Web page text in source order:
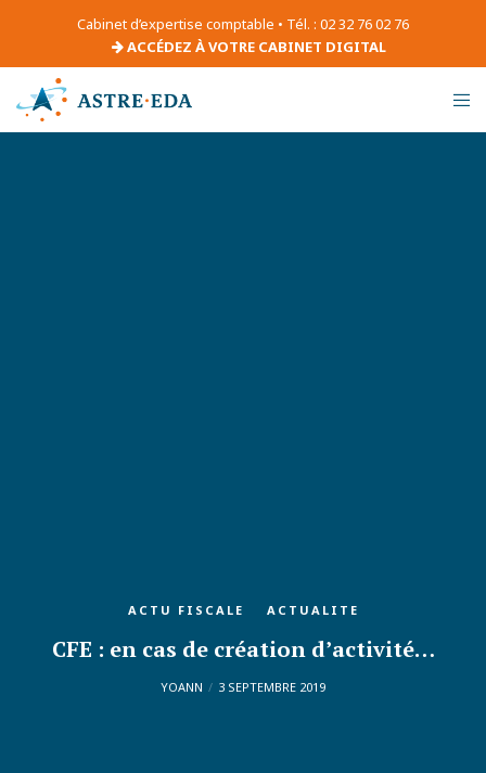
Cabinet d’expertise comptable • Tél. : 02 32 76 02 76
ACCÉDEZ À VOTRE CABINET DIGITAL
ACTU FISCALE ACTUALITE
CFE : en cas de création d’activité…
YOANN 3 SEPTEMBRE 2019